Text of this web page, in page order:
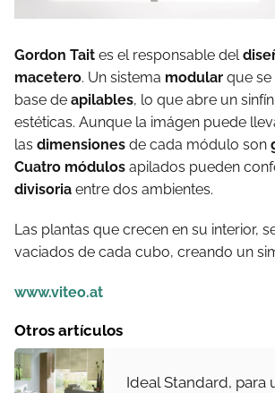
Gordon Tait es el responsable del
macetero. Un sistema modular que se
base de apilables, lo que abre un
estéticas. Aunque la imágen puede
las dimensiones de cada módulo son
Cuatro módulos apilados pueden
divisoria entre dos ambientes.
Las plantas que crecen en su interior,
vaciados de cada cubo, creando un
www.viteo.at
Otros artículos
Ideal Standard, para